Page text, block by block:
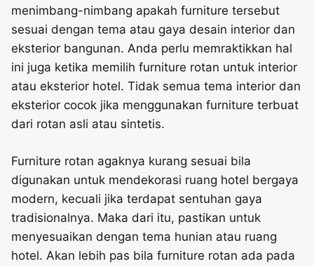
menimbang-nimbang apakah furniture tersebut
sesuai dengan tema atau gaya desain interior dan
eksterior bangunan. Anda perlu memraktikkan hal
ini juga ketika memilih furniture rotan untuk interior
atau eksterior hotel. Tidak semua tema interior dan
eksterior cocok jika menggunakan furniture terbuat
dari rotan asli atau sintetis.
Furniture rotan agaknya kurang sesuai bila
digunakan untuk mendekorasi ruang hotel bergaya
modern, kecuali jika terdapat sentuhan gaya
tradisionalnya. Maka dari itu, pastikan untuk
menyesuaikan dengan tema hunian atau ruang
hotel. Akan lebih pas bila furniture rotan ada pada